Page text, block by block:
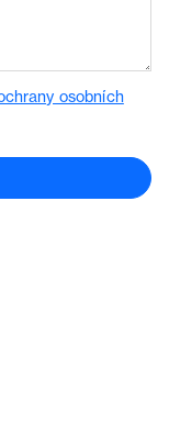
osobních